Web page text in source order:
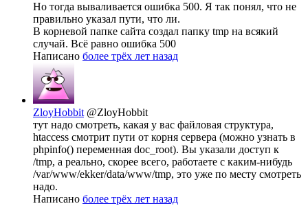
Но тогда вываливается ошибка 500. Я так понял, что не
правильно указал пути, что ли.
В корневой папке сайта создал папку tmp на всякий
случай. Всё равно ошибка 500
Написано более трёх лет назад
ZloyHobbit @ZloyHobbit
тут надо смотреть, какая у вас файловая структура,
htaccess смотрит пути от корня сервера (можно узнать в
phpinfo() переменная doc_root). Вы указали доступ к
/tmp, а реально, скорее всего, работаете с каким-нибудь
/var/www/ekker/data/www/tmp, это уже по месту смотреть
надо.
Написано более трёх лет назад